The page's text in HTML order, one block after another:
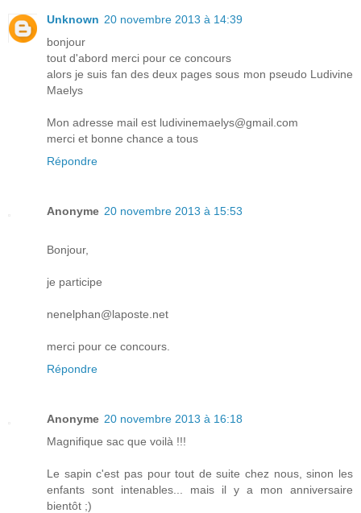
Unknown 20 novembre 2013 à 14:39
bonjour
tout d'abord merci pour ce concours
alors je suis fan des deux pages sous mon pseudo Ludivine
Maelys
Mon adresse mail est ludivinemaelys@gmail.com
merci et bonne chance a tous
Répondre
Anonyme 20 novembre 2013 à 15:53
Bonjour,
je participe
nenelphan@laposte.net
merci pour ce concours.
Répondre
Anonyme 20 novembre 2013 à 16:18
Magnifique sac que voilà !!!
Le sapin c'est pas pour tout de suite chez nous, sinon les
enfants sont intenables... mais il y a mon anniversaire
bientôt ;)